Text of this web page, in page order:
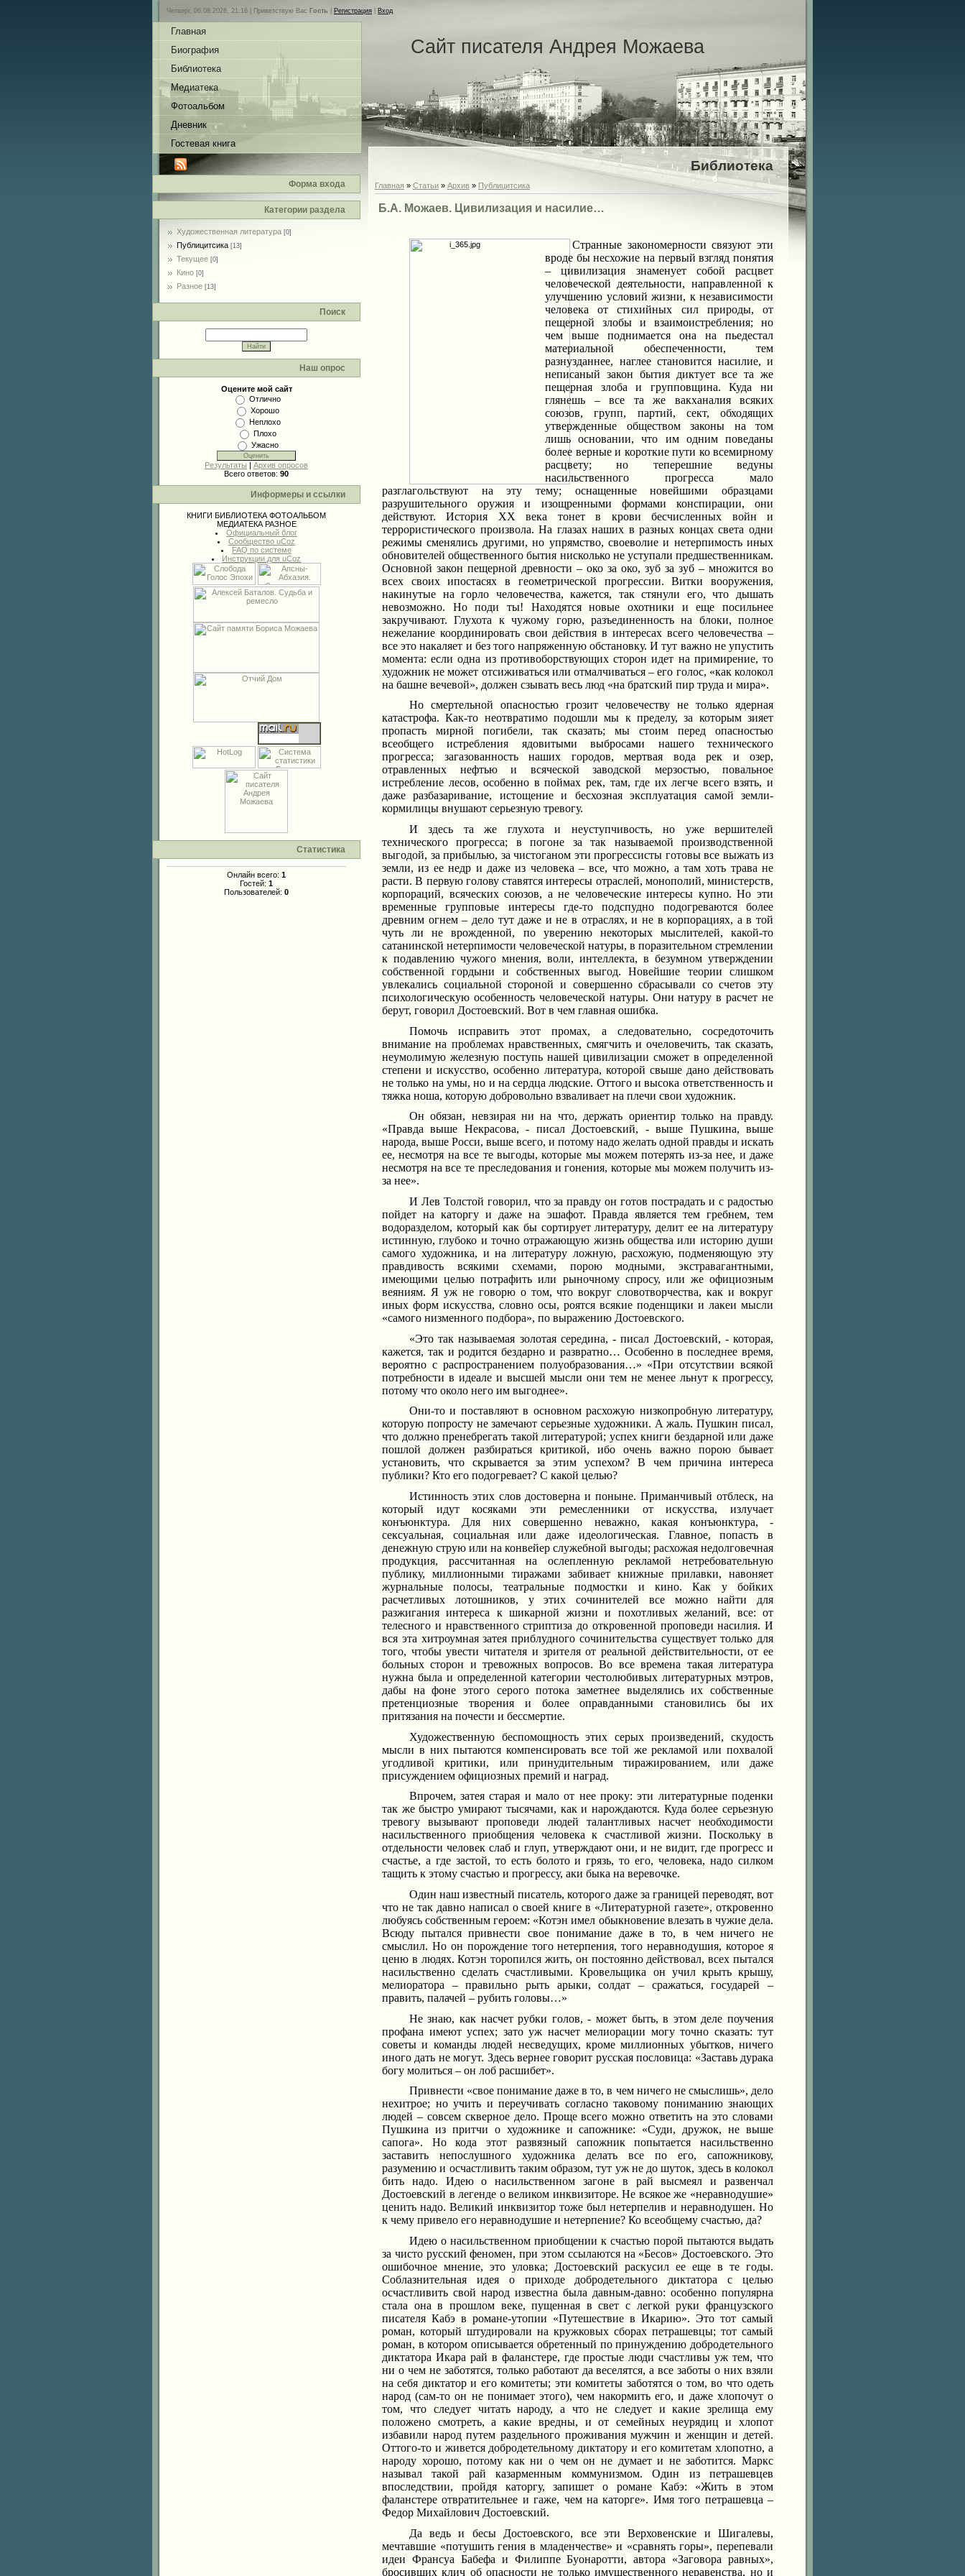
Четверг, 06.08.2026, 21:16 | Приветствую Вас Гость Регистрация Вход
Главная
Биография
Библиотека
Медиатека
Фотоальбом
Дневник
Гостевая книга
Форма входа
Категории раздела
Художественная литература [0]
Публицитсика [13]
Текущее [0]
Кино [0]
Разное [13]
Поиск
Наш опрос
Оцените мой сайт
Отлично
Хорошо
Неплохо
Плохо
Ужасно
Результаты | Архив опросов
Всего ответов: 90
Информеры и ссылки
КНИГИ БИБЛИОТЕКА ФОТОАЛЬБОМ
МЕДИАТЕКА РАЗНОЕ
Официальный блог
Сообщество uCoz
FAQ по системе
Инструкции для uCoz
Статистика
Онлайн всего: 1
Гостей: 1
Пользователей: 0
Сайт писателя Андрея Можаева
Библиотека
Главная » Статьи » Архив » Публицитсика
Б.А. Можаев. Цивилизация и насилие…
Странные закономерности связуют эти
вроде бы несхожие на первый взгляд понятия
– цивилизация знаменует собой расцвет
человеческой деятельности, направленной к
улучшению условий жизни, к независимости
человека от стихийных сил природы, от
пещерной злобы и взаимоистребления; но
чем выше поднимается она на пьедестал
материальной обеспеченности, тем
разнузданнее, наглее становится насилие, и
неписаный закон бытия диктует все та же
пещерная злоба и групповщина. Куда ни
глянешь – все та же вакханалия всяких
союзов, групп, партий, сект, обходящих
утвержденные обществом законы на том
лишь основании, что им одним поведаны
более верные и короткие пути ко всемирному
расцвету; но теперешние ведуны
насильственного прогресса мало
разглагольствуют на эту тему; оснащенные новейшими образцами
разрушительного оружия и изощренными формами конспирации, они
действуют. История ХХ века тонет в крови бесчисленных войн и
террористического произвола. На глазах наших в разных концах света одни
режимы сменялись другими, но упрямство, своеволие и нетерпимость иных
обновителей общественного бытия нисколько не уступали предшественникам.
Основной закон пещерной древности – око за око, зуб за зуб – множится во
всех своих ипостасях в геометрической прогрессии. Витки вооружения,
накинутые на горло человечества, кажется, так стянули его, что дышать
невозможно. Но поди ты! Находятся новые охотники и еще посильнее
закручивают. Глухота к чужому горю, разъединенность на блоки, полное
нежелание координировать свои действия в интересах всего человечества –
все это накаляет и без того напряженную обстановку. И тут важно не упустить
момента: если одна из противоборствующих сторон идет на примирение, то
художник не может отсиживаться или отмалчиваться – его голос, «как колокол
на башне вечевой», должен сзывать весь люд «на братский пир труда и мира».
Но смертельной опасностью грозит человечеству не только ядерная
катастрофа. Как-то неотвратимо подошли мы к пределу, за которым зияет
пропасть мирной погибели, так сказать; мы стоим перед опасностью
всеобщего истребления ядовитыми выбросами нашего технического
прогресса; загазованность наших городов, мертвая вода рек и озер,
отравленных нефтью и всяческой заводской мерзостью, повальное
истребление лесов, особенно в поймах рек, там, где их легче всего взять, и
даже разбазаривание, истощение и бесхозная эксплуатация самой земли-
кормилицы внушают серьезную тревогу.
И здесь та же глухота и неуступчивость, но уже вершителей
технического прогресса; в погоне за так называемой производственной
выгодой, за прибылью, за чистоганом эти прогрессисты готовы все выжать из
земли, из ее недр и даже из человека – все, что можно, а там хоть трава не
расти. В первую голову ставятся интересы отраслей, монополий, министерств,
корпораций, всяческих союзов, а не человеческие интересы купно. Но эти
временные групповые интересы где-то подспудно подогреваются более
древним огнем – дело тут даже и не в отраслях, и не в корпорациях, а в той
чуть ли не врожденной, по уверению некоторых мыслителей, какой-то
сатанинской нетерпимости человеческой натуры, в поразительном стремлении
к подавлению чужого мнения, воли, интеллекта, в безумном утверждении
собственной гордыни и собственных выгод. Новейшие теории слишком
увлекались социальной стороной и совершенно сбрасывали со счетов эту
психологическую особенность человеческой натуры. Они натуру в расчет не
берут, говорил Достоевский. Вот в чем главная ошибка.
Помочь исправить этот промах, а следовательно, сосредоточить
внимание на проблемах нравственных, смягчить и очеловечить, так сказать,
неумолимую железную поступь нашей цивилизации сможет в определенной
степени и искусство, особенно литература, которой свыше дано действовать
не только на умы, но и на сердца людские. Оттого и высока ответственность и
тяжка ноша, которую добровольно взваливает на плечи свои художник.
Он обязан, невзирая ни на что, держать ориентир только на правду.
«Правда выше Некрасова, - писал Достоевский, - выше Пушкина, выше
народа, выше Росси, выше всего, и потому надо желать одной правды и искать
ее, несмотря на все те выгоды, которые мы можем потерять из-за нее, и даже
несмотря на все те преследования и гонения, которые мы можем получить из-
за нее».
И Лев Толстой говорил, что за правду он готов пострадать и с радостью
пойдет на каторгу и даже на эшафот. Правда является тем гребнем, тем
водоразделом, который как бы сортирует литературу, делит ее на литературу
истинную, глубоко и точно отражающую жизнь общества или историю души
самого художника, и на литературу ложную, расхожую, подменяющую эту
правдивость всякими схемами, порою модными, экстравагантными,
имеющими целью потрафить или рыночному спросу, или же официозным
веяниям. Я уж не говорю о том, что вокруг словотворчества, как и вокруг
иных форм искусства, словно осы, роятся всякие поденщики и лакеи мысли
«самого низменного подбора», по выражению Достоевского.
«Это так называемая золотая середина, - писал Достоевский, - которая,
кажется, так и родится бездарно и развратно… Особенно в последнее время,
вероятно с распространением полуобразования…» «При отсутствии всякой
потребности в идеале и высшей мысли они тем не менее льнут к прогрессу,
потому что около него им выгоднее».
Они-то и поставляют в основном расхожую низкопробную литературу,
которую попросту не замечают серьезные художники. А жаль. Пушкин писал,
что должно пренебрегать такой литературой; успех книги бездарной или даже
пошлой должен разбираться критикой, ибо очень важно порою бывает
установить, что скрывается за этим успехом? В чем причина интереса
публики? Кто его подогревает? С какой целью?
Истинность этих слов достоверна и поныне. Приманчивый отблеск, на
который идут косяками эти ремесленники от искусства, излучает
конъюнктура. Для них совершенно неважно, какая конъюнктура, -
сексуальная, социальная или даже идеологическая. Главное, попасть в
денежную струю или на конвейер служебной выгоды; расхожая недолговечная
продукция, рассчитанная на ослепленную рекламой нетребовательную
публику, миллионными тиражами забивает книжные прилавки, навоняет
журнальные полосы, театральные подмостки и кино. Как у бойких
расчетливых лотошников, у этих сочинителей все можно найти для
разжигания интереса к шикарной жизни и похотливых желаний, все: от
телесного и нравственного стриптиза до откровенной проповеди насилия. И
вся эта хитроумная затея приблудного сочинительства существует только для
того, чтобы увести читателя и зрителя от реальной действительности, от ее
больных сторон и тревожных вопросов. Во все времена такая литература
нужна была и определенной категории честолюбивых литературных мэтров,
дабы на фоне этого серого потока заметнее выделялись их собственные
претенциозные творения и более оправданными становились бы их
притязания на почести и бессмертие.
Художественную беспомощность этих серых произведений, скудость
мысли в них пытаются компенсировать все той же рекламой или похвалой
угодливой критики, или принудительным тиражированием, или даже
присуждением официозных премий и наград.
Впрочем, затея старая и мало от нее проку: эти литературные поденки
так же быстро умирают тысячами, как и нарождаются. Куда более серьезную
тревогу вызывают проповеди людей талантливых насчет необходимости
насильственного приобщения человека к счастливой жизни. Поскольку в
отдельности человек слаб и глуп, утверждают они, и не видит, где прогресс и
счастье, а где застой, то есть болото и грязь, то его, человека, надо силком
тащить к этому счастью и прогрессу, аки быка на веревочке.
Один наш известный писатель, которого даже за границей переводят, вот
что не так давно написал о своей книге в «Литературной газете», откровенно
любуясь собственным героем: «Котэн имел обыкновение влезать в чужие дела.
Всюду пытался привнести свое понимание даже в то, в чем ничего не
смыслил. Но он порождение того нетерпения, того неравнодушия, которое я
ценю в людях. Котэн торопился жить, он постоянно действовал, всех пытался
насильственно сделать счастливыми. Кровельщика он учил крыть крышу,
мелиоратора – правильно рыть арыки, солдат – сражаться, государей –
править, палачей – рубить головы…»
Не знаю, как насчет рубки голов, - может быть, в этом деле поучения
профана имеют успех; зато уж насчет мелиорации могу точно сказать: тут
советы и команды людей несведущих, кроме миллионных убытков, ничего
иного дать не могут. Здесь вернее говорит русская пословица: «Заставь дурака
богу молиться – он лоб расшибет».
Привнести «свое понимание даже в то, в чем ничего не смыслишь», дело
нехитрое; но учить и переучивать согласно таковому пониманию знающих
людей – совсем скверное дело. Проще всего можно ответить на это словами
Пушкина из притчи о художнике и сапожнике: «Суди, дружок, не выше
сапога». Но кода этот развязный сапожник попытается насильственно
заставить непослушного художника делать все по его, сапожникову,
разумению и осчастливить таким образом, тут уж не до шуток, здесь в колокол
бить надо. Идею о насильственном загоне в рай высмеял и развенчал
Достоевский в легенде о великом инквизиторе. Не всякое же «неравнодушие»
ценить надо. Великий инквизитор тоже был нетерпелив и неравнодушен. Но
к чему привело его неравнодушие и нетерпение? Ко всеобщему счастью, да?
Идею о насильственном приобщении к счастью порой пытаются выдать
за чисто русский феномен, при этом ссылаются на «Бесов» Достоевского. Это
ошибочное мнение, это уловка; Достоевский раскусил ее еще в те годы.
Соблазнительная идея о приходе добродетельного диктатора с целью
осчастливить свой народ известна была давным-давно: особенно популярна
стала она в прошлом веке, пущенная в свет с легкой руки французского
писателя Кабэ в романе-утопии «Путешествие в Икарию». Это тот самый
роман, который штудировали на кружковых сборах петрашевцы; тот самый
роман, в котором описывается обретенный по принуждению добродетельного
диктатора Икара рай в фаланстере, где простые люди счастливы уж тем, что
ни о чем не заботятся, только работают да веселятся, а все заботы о них взяли
на себя диктатор и его комитеты; эти комитеты заботятся о том, во что одеть
народ (сам-то он не понимает этого), чем накормить его, и даже хлопочут о
том, что следует читать народу, а что не следует и какие зрелища ему
положено смотреть, а какие вредны, и от семейных неурядиц и хлопот
избавили народ путем раздельного проживания мужчин и женщин и детей.
Оттого-то и живется добродетельному диктатору и его комитетам хлопотно, а
народу хорошо, потому как ни о чем он не думает и не заботится. Маркс
называл такой рай казарменным коммунизмом. Один из петрашевцев
впоследствии, пройдя каторгу, запишет о романе Кабэ: «Жить в этом
фаланстере отвратительнее и гаже, чем на каторге». Имя того петрашевца –
Федор Михайлович Достоевский.
Да ведь и бесы Достоевского, все эти Верховенские и Шигалевы,
мечтавшие «потушить гения в младенчестве» и «сравнять горы», перепевали
идеи Франсуа Бабефа и Филиппе Буонаротти, автора «Заговора равных»,
бросивших клич об опасности не только имущественного неравенства, но и